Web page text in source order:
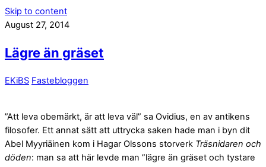
Skip to content
August 27, 2014
Lägre än gräset
EKiBS Fastebloggen
”Att leva obemärkt, är att leva väl” sa Ovidius, en av antikens
filosofer. Ett annat sätt att uttrycka saken hade man i byn dit
Abel Myyriäinen kom i Hagar Olssons storverk Träsnidaren och
döden: man sa att här levde man ”lägre än gräset och tystare